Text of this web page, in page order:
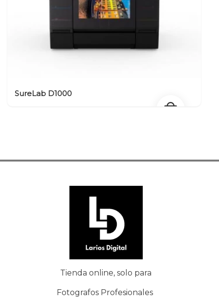
SureLab D1000
Tienda online, solo para
Fotografos Profesionales